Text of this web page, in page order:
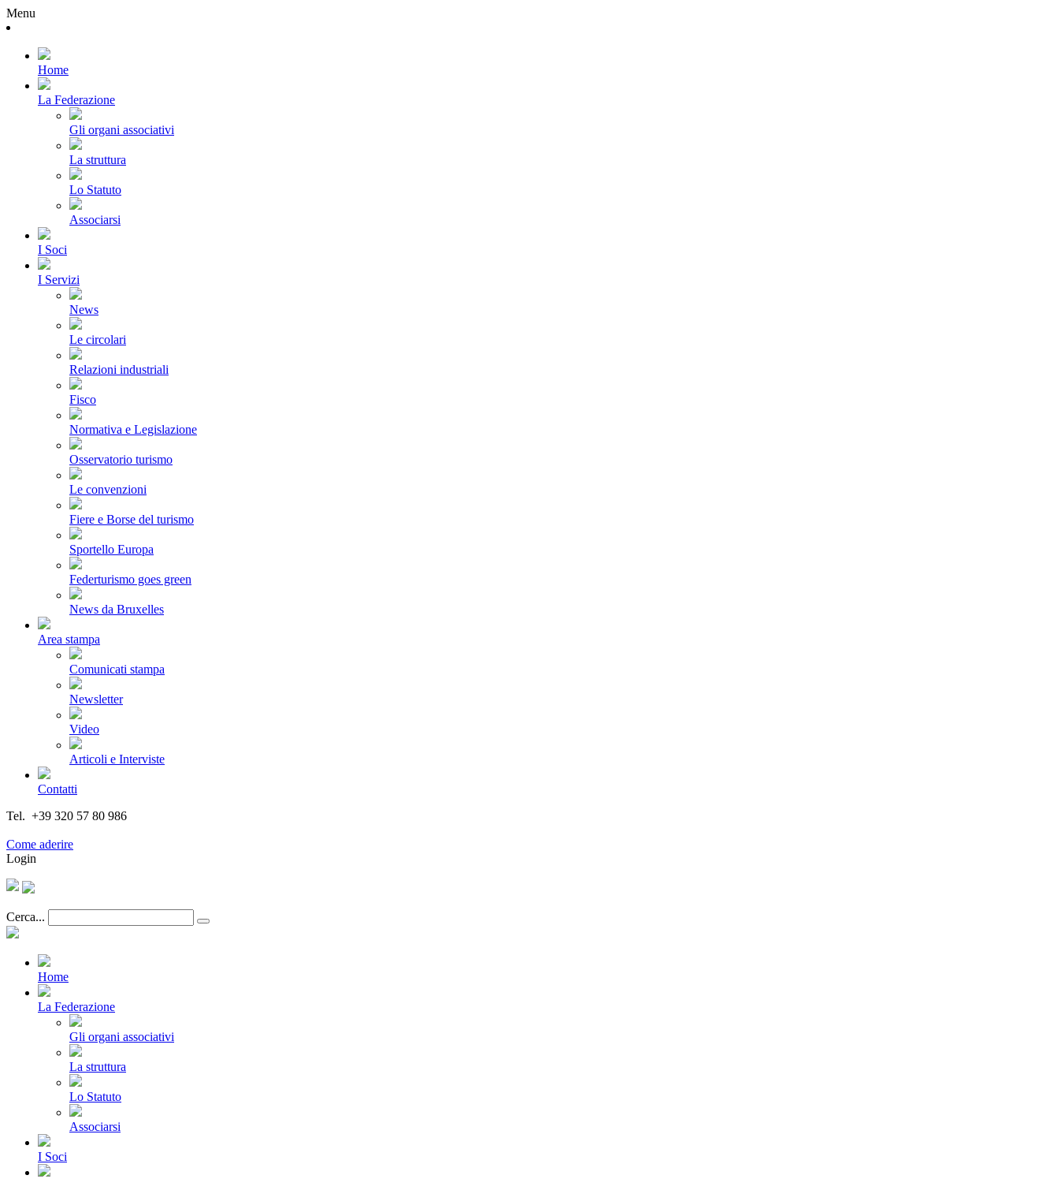
Menu
Home
La Federazione
Gli organi associativi
La struttura
Lo Statuto
Associarsi
I Soci
I Servizi
News
Le circolari
Relazioni industriali
Fisco
Normativa e Legislazione
Osservatorio turismo
Le convenzioni
Fiere e Borse del turismo
Sportello Europa
Federturismo goes green
News da Bruxelles
Area stampa
Comunicati stampa
Newsletter
Video
Articoli e Interviste
Contatti
Tel. +39 320 57 80 986
Come aderire
Login
Cerca...
Home
La Federazione
Gli organi associativi
La struttura
Lo Statuto
Associarsi
I Soci